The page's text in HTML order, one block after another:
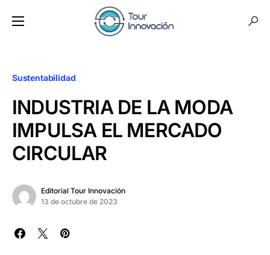
Sustentabilidad
INDUSTRIA DE LA MODA
IMPULSA EL MERCADO
CIRCULAR
Editorial Tour Innovación
13 de octubre de 2023